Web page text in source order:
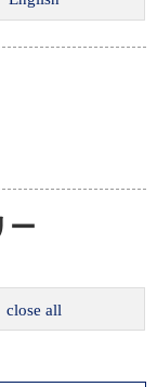
ー
close all